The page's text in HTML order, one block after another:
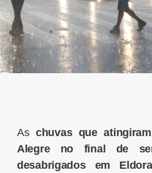
As chuvas que
Alegre no final de
desabrigados em